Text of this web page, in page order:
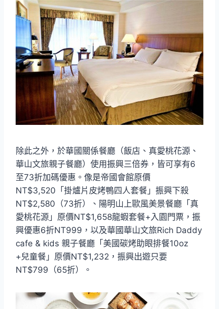
除此之外，於華國關係餐廳（飯店、真愛桃花源、
華山文旅親子餐廳）使用振興三倍券，皆可享有6
至73折加碼優惠。像是帝國會館原價
NT$3,520「掛爐片皮烤鴨四人套餐」振興下殺
NT$2,580（73折）、陽明山上歐風美景餐廳「真
愛桃花源」原價NT$1,658龍蝦套餐+入園門票，振
興優惠6折NT999，以及華國華山文旅Rich Daddy
cafe & kids 親子餐廳「美國碳烤助眼排餐10oz
+兒童餐」原價NT$1,232，振興出遊只要
NT$799（65折）。